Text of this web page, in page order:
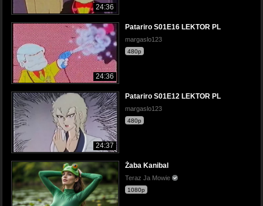
24:36
24:36
Patariro S01E16 LEKTOR PL
margaslo123
480p
24:37
Patariro S01E12 LEKTOR PL
margaslo123
480p
Żaba Kanibal
Teraz Ja Mowie
1080p